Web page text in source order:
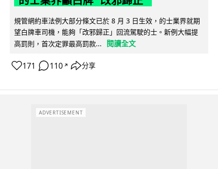
規管網約車法例大部分條文已於 8 月 3 日生效，的士業界就期
望白牌車司機，能夠「改邪歸正」回流駕駛的士。新例大幅提
高罰則，首次定罪最高罰款...
閱讀全文
171 110 ↗ 分享
ADVERTISEMENT